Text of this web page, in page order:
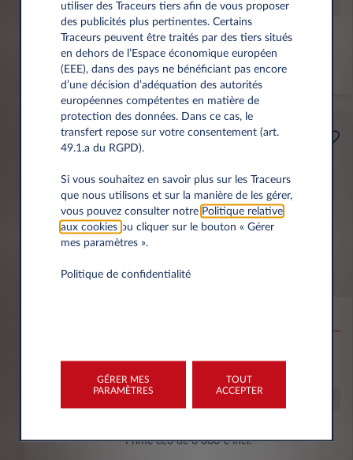
Offre spéciale
Prime éco de 6 000 € incl.
*km/an
Professionnels
189€
par mois (1)HT
APPORT
3.500 € HT
Prime éco de 6 000 € incl.
utiliser des Traceurs tiers afin de vous proposer
des publicités plus pertinentes. Certains
Traceurs peuvent être traités par des tiers situés
en dehors de l’Espace économique européen
(EEE), dans des pays ne bénéficiant pas encore
d’une décision d’adéquation des autorités
européennes compétentes en matière de
protection des données. Dans ce cas, le
transfert repose sur votre consentement (art.
49.1.a du RGPD).
Si vous souhaitez en savoir plus sur les Traceurs
que nous utilisons et sur la manière de les gérer,
vous pouvez consulter notre Politique relative
aux cookies ou cliquer sur le bouton « Gérer
mes paramètres ».
Politique de confidentialité
GÉRER MES
PARAMÈTRES
TOUT
ACCEPTER